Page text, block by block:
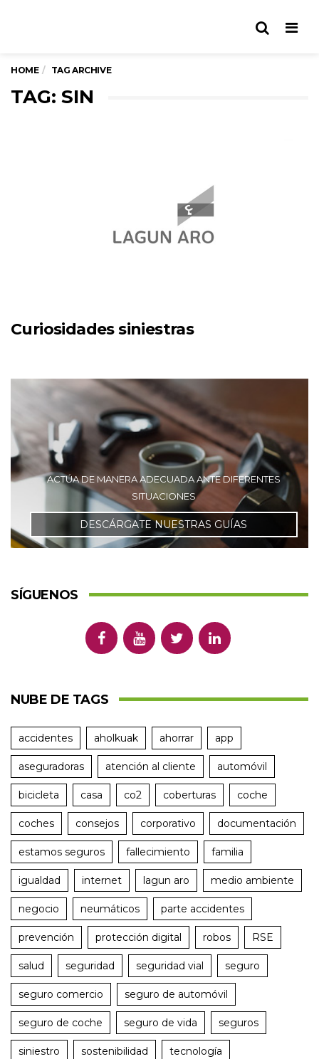
HOME TAG ARCHIVE
TAG: SIN
Curiosidades siniestras
ACTÚA DE MANERA ADECUADA ANTE DIFERENTES
SITUACIONES
DESCÁRGATE NUESTRAS GUÍAS
SÍGUENOS
NUBE DE TAGS
accidentes aholkuak ahorrar app
aseguradoras atención al cliente automóvil
bicicleta casa co2 coberturas coche
coches consejos corporativo documentación
estamos seguros fallecimiento familia
igualdad internet lagun aro medio ambiente
negocio neumáticos parte accidentes
prevención protección digital robos RSE
salud seguridad seguridad vial seguro
seguro comercio seguro de automóvil
seguro de coche seguro de vida seguros
siniestro sostenibilidad tecnología